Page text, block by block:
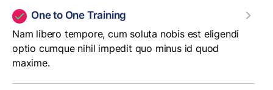
One to One Training
Nam libero tempore, cum soluta nobis est eligendi
optio cumque nihil impedit quo minus id quod
maxime.